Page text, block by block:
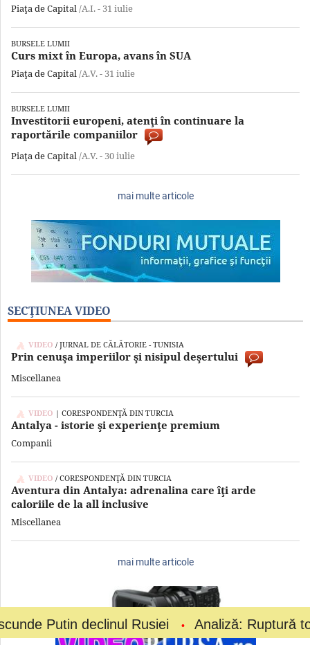
declinul Rusiei Analiză: Ruptură totală la
Piaţa de Capital/A.I. - 31 iulie
BURSELE LUMII
Curs mixt în Europa, avans în SUA
Piaţa de Capital/A.V. - 31 iulie
BURSELE LUMII
Investitorii europeni, atenţi în continuare la
raportările companiilor
Piaţa de Capital/A.V. - 30 iulie
mai multe articole
SECŢIUNEA VIDEO
VIDEO / JURNAL DE CĂLĂTORIE - TUNISIA
Prin cenuşa imperiilor şi nisipul deşertului
Miscellanea
VIDEO | CORESPONDENŢĂ DIN TURCIA
Antalya - istorie şi experienţe premium
Companii
VIDEO / CORESPONDENŢĂ DIN TURCIA
Aventura din Antalya: adrenalina care îţi arde
caloriile de la all inclusive
Miscellanea
mai multe articole